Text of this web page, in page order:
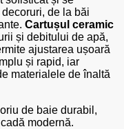
de la băi
Cartușul ceramic
și debitului de apă,
ajustarea ușoară
și rapid, iar
materialele de înaltă
de baie durabil,
modernă.